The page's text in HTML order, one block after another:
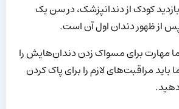
کودک از دندانپزشک، در سن یک
از ظهور دندان اول آن است.
مهارت برای مسواک زدن دندان‌هایش را
باید مراقبت‌های لازم را برای پاک کردن